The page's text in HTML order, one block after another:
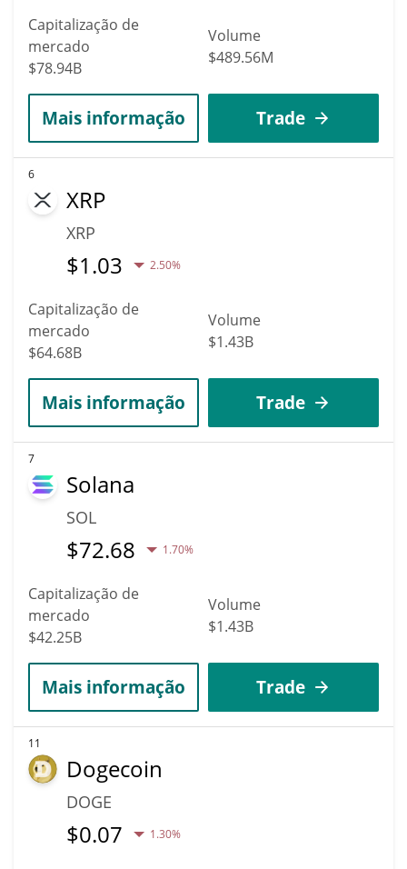
Capitalização de
mercado
$78.94B
Volume
$489.56M
Mais informação Trade
6
XRP
XRP
$1.03 2.50%
Capitalização de
mercado
$64.68B
Volume
$1.43B
Mais informação Trade
7
Solana
SOL
$72.68 1.70%
Capitalização de
mercado
$42.25B
Volume
$1.43B
Mais informação Trade
11
Dogecoin
DOGE
$0.07 1.30%